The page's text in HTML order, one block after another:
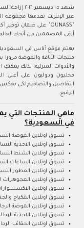
شهد ١٥
عبر الإنترنت تقدمها مجموعة
أرقى المصممين من أنحاء
يهتم موقع أناس في السعودية
منتجات الأناقة والموضة
والأدوات المنزلية. لذلك
محليون ودوليون على أعلى
التفاصيل والتصاميم لكي
الرفيع.
ماهي المنتجات التي
في السعودية؟
تسوق اونلاين الموضة
تسوق اونلاين الاحذية
تسوق اونلاين الشنط
تسوق اونلاين الساعات
تسوق اونلاين العطور
تسوق اونلاين المجوهرات
تسوق اونلاين
تسوق اونلاين المكياج
تسوق اونلاين الموضة
تسوق اونلاين الاحذية
تسوق اونلاين الحقائب